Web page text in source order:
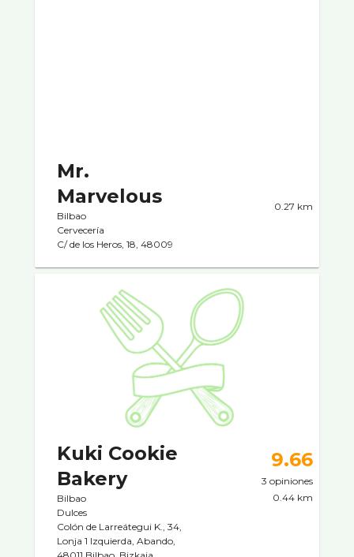
Mr.
Marvelous
Bilbao
Cervecerí­a
C/ de los Heros, 18, 48009
0.27 km
Kuki Cookie
Bakery
Bilbao
Dulces
Colón de Larreátegui K., 34,
Lonja 1 Izquierda, Abando,
9.66
3 opiniones
0.44 km